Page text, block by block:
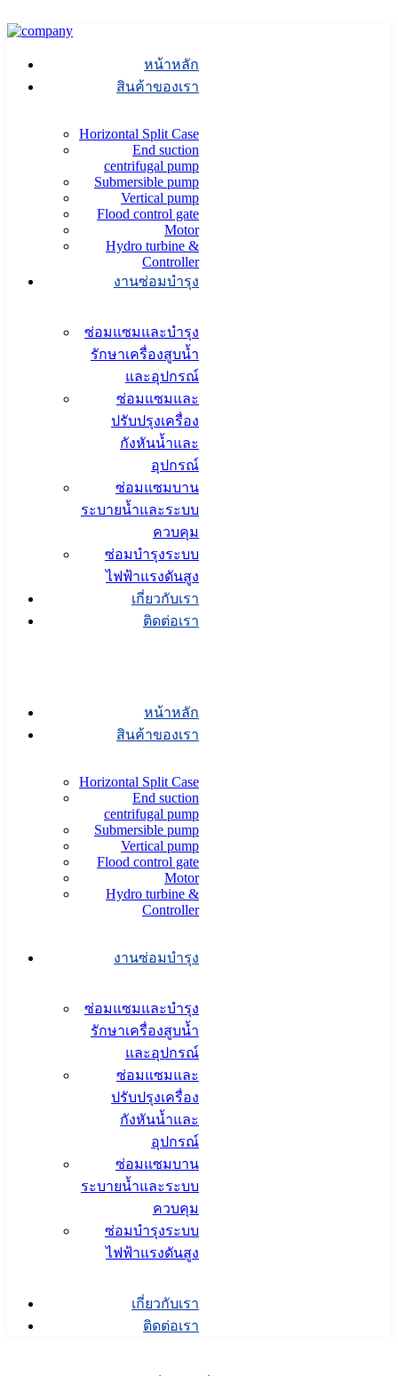
หน้าหลัก
สินค้าของเรา
Horizontal Split Case
End suction
centrifugal pump
Submersible pump
Vertical pump
Flood control gate
Motor
Hydro turbine &
Controller
งานซ่อมบำรุง
ซ่อมแซมและบำรุง
รักษาเครื่องสูบน้ำ
และอุปกรณ์
ซ่อมแซมและ
ปรับปรุงเครื่อง
กังหันน้ำและ
อุปกรณ์
ซ่อมแซมบาน
ระบายน้ำและระบบ
ควบคุม
ซ่อมบำรุงระบบ
ไฟฟ้าแรงดันสูง
เกี่ยวกับเรา
ติดต่อเรา
หน้าหลัก
สินค้าของเรา
Horizontal Split Case
End suction
centrifugal pump
Submersible pump
Vertical pump
Flood control gate
Motor
Hydro turbine &
Controller
งานซ่อมบำรุง
ซ่อมแซมและบำรุง
รักษาเครื่องสูบน้ำ
และอุปกรณ์
ซ่อมแซมและ
ปรับปรุงเครื่อง
กังหันน้ำและ
อุปกรณ์
ซ่อมแซมบาน
ระบายน้ำและระบบ
ควบคุม
ซ่อมบำรุงระบบ
ไฟฟ้าแรงดันสูง
เกี่ยวกับเรา
ติดต่อเรา